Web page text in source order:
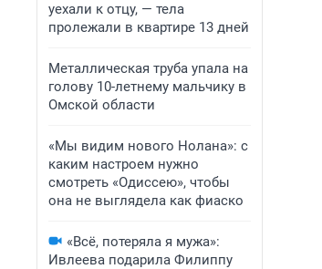
уехали к отцу, — тела
пролежали в квартире 13 дней
Металлическая труба упала на
голову 10-летнему мальчику в
Омской области
«Мы видим нового Нолана»: с
каким настроем нужно
смотреть «Одиссею», чтобы
она не выглядела как фиаско
«Всё, потеряла я мужа»:
Ивлеева подарила Филиппу